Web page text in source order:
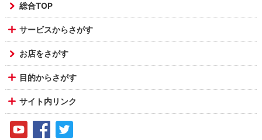
総合TOP
サービスからさがす
お店をさがす
目的からさがす
サイト内リンク